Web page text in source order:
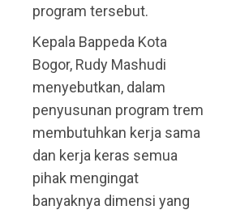
program tersebut.
Kepala Bappeda Kota
Bogor, Rudy Mashudi
menyebutkan, dalam
penyusunan program trem
membutuhkan kerja sama
dan kerja keras semua
pihak mengingat
banyaknya dimensi yang